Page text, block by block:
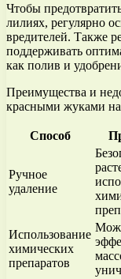
Чтобы
лилиях, регулярно
вредителей. Также
поддерживать
как полив и
Преимущества и
красными жуками
Способ
Ручное
удаление
Использование
химических
препаратов